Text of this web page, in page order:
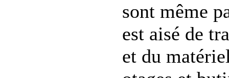
sont même
est aisé de
et du